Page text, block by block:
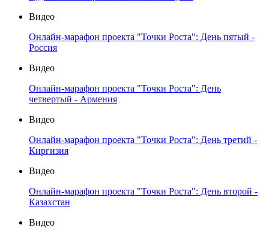
Видео
Онлайн-марафон проекта "Точки Роста": День пятый -
Россия
Видео
Онлайн-марафон проекта "Точки Роста": День
четвертый - Армения
Видео
Онлайн-марафон проекта "Точки Роста": День третий -
Киргизия
Видео
Онлайн-марафон проекта "Точки Роста": День второй -
Казахстан
Видео